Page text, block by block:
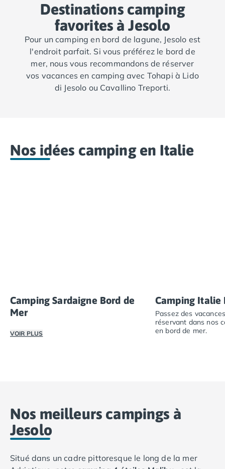
Destinations camping
favorites à Jesolo
Pour un camping en bord de lagune, Jesolo est
l'endroit parfait. Si vous préférez le bord de
mer, nous vous recommandons de réserver
vos vacances en camping avec Tohapi à Lido
di Jesolo ou Cavallino Treporti.
Nos idées camping en Italie
Camping Sardaigne Bord de
Mer
VOIR PLUS
Camping Italie
Passez des
réservant dans nos
en bord de mer.
Nos meilleurs campings à
Jesolo
Situé dans un cadre pittoresque le long de la mer